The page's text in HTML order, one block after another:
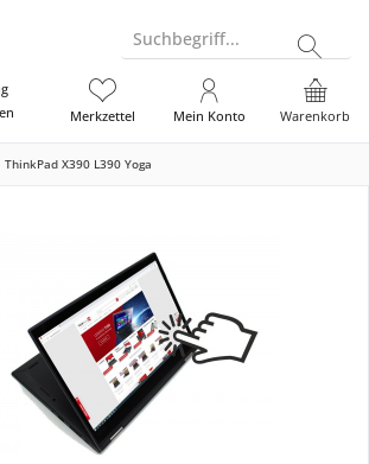
Suchbegriff...
Warenkorb
Merkzettel Mein Konto
ThinkPad X390 L390 Yoga